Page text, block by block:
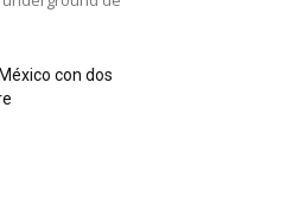
con dos